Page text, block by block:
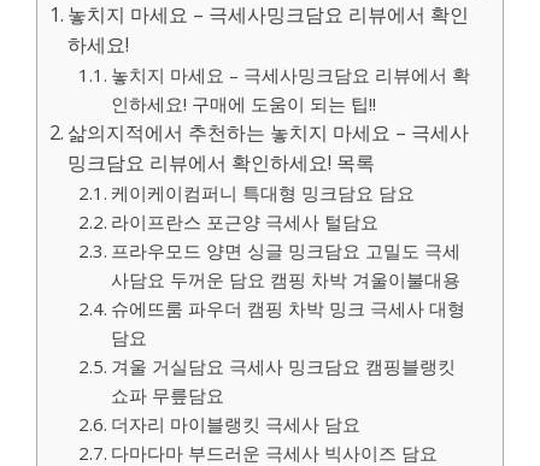
놓치지 마세요 – 극세사밍크담요 리뷰에서 확인
하세요!
놓치지 마세요 – 극세사밍크담요 리뷰에서 확
인하세요! 구매에 도움이 되는 팁!!
삶의지적에서 추천하는 놓치지 마세요 – 극세사
밍크담요 리뷰에서 확인하세요! 목록
케이케이컴퍼니 특대형 밍크담요 담요
라이프란스 포근양 극세사 털담요
프라우모드 양면 싱글 밍크담요 고밀도 극세
사담요 두꺼운 담요 캠핑 차박 겨울이불대용
슈에뜨룸 파우더 캠핑 차박 밍크 극세사 대형
담요
겨울 거실담요 극세사 밍크담요 캠핑블랭킷
쇼파 무릎담요
더자리 마이블랭킷 극세사 담요
다마다마 부드러운 극세사 빅사이즈 담요